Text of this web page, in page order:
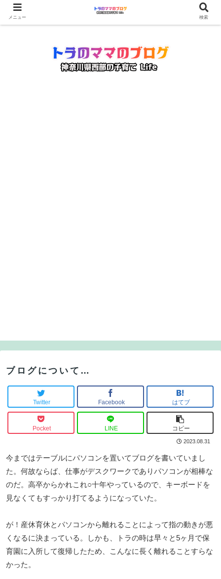
ブログについて…
Twitter Facebook はてブ
Pocket LINE コピー
2023.08.31
今まではテーブルにパソコンを置いてブログを書いていまし
た。何故ならば、仕事がデスクワークでありパソコンが相棒な
のだ。高卒からかれこれ○十年やっているので、キーボードを
見なくてもすっかり打てるようになっていた。
が！産休育休とパソコンから離れることによって指の動きが悪
くなるに決まっている。しかも、トラの時は早々と5ヶ月で保
育園に入所して復帰したため、こんなに長く離れることすらな
かった。
メニュー 検索